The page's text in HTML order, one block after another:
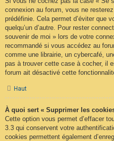
connexion au forum, vous ne
prédéfinie. Cela permet d’éviter que
quelqu’un d’autre. Pour rester
souvenir de moi » lors de votre
recommandé si vous accédez au
comme une librairie, un cybercafé,
pas à trouver cette case à cocher, il
forum ait désactivé cette
Haut
À quoi sert « Supprimer les
Cette option vous permet d’effacer
3.3 qui conservent votre
cookies permettent également